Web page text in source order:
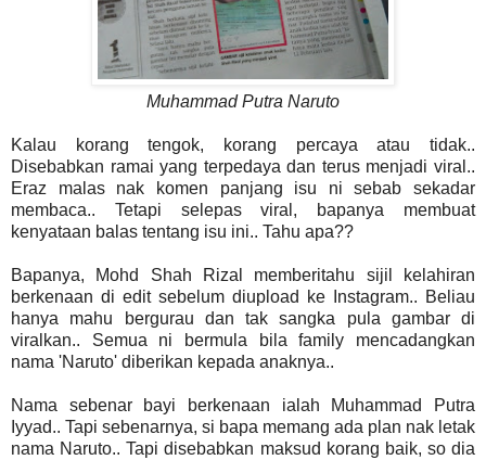
Muhammad Putra Naruto
Kalau korang tengok, korang percaya atau tidak..
Disebabkan ramai yang terpedaya dan terus menjadi viral..
Eraz malas nak komen panjang isu ni sebab sekadar
membaca.. Tetapi selepas viral, bapanya membuat
kenyataan balas tentang isu ini.. Tahu apa??
Bapanya, Mohd Shah Rizal memberitahu sijil kelahiran
berkenaan di edit sebelum diupload ke Instagram.. Beliau
hanya mahu bergurau dan tak sangka pula gambar di
viralkan.. Semua ni bermula bila family mencadangkan
nama 'Naruto' diberikan kepada anaknya..
Nama sebenar bayi berkenaan ialah Muhammad Putra
Iyyad.. Tapi sebenarnya, si bapa memang ada plan nak letak
nama Naruto.. Tapi disebabkan maksud korang baik, so dia